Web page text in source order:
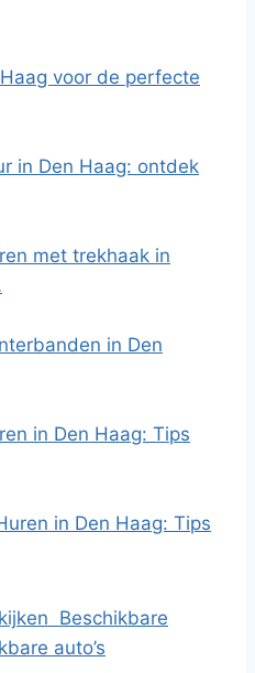
voor de perfecte
in Den Haag: ontdek
met trekhaak in
in Den
in Den Haag: Tips
in Den Haag: Tips
Beschikbare
auto’s